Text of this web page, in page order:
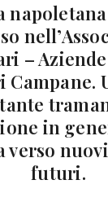
–
Campane.
in
verso
futuri.